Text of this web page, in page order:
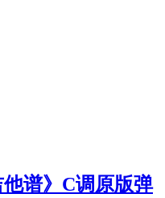
谱》C调原版弹